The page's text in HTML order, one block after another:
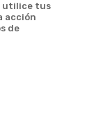
utilice tus
acción
de